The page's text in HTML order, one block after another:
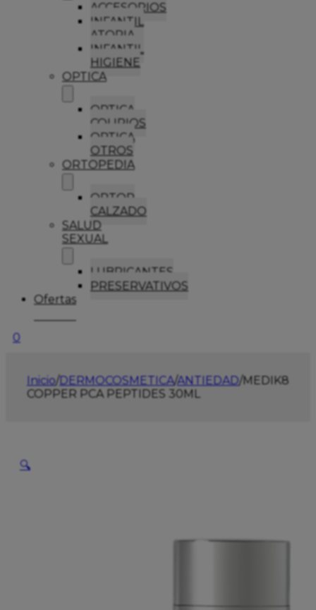
ACCESORIOS
INFANTIL
ATOPIA
INFANTIL
HIGIENE
OPTICA
OPTICA
COLIRIOS
OPTICA
OTROS
ORTOPEDIA
ORTOP
CALZADO
SALUD
SEXUAL
LUBRICANTES
PRESERVATIVOS
Ofertas
0
Inicio/DERMOCOSMETICA/ANTIEDAD/MEDIK8
COPPER PCA PEPTIDES 30ML
🔍